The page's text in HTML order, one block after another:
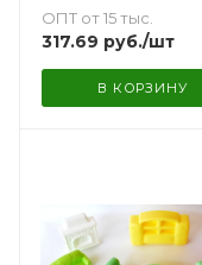
ОПТ от 15 тыс.
317.69 руб./шт
В КОРЗИНУ